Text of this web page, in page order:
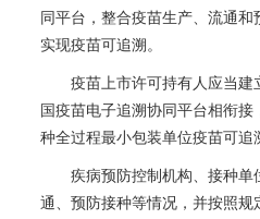
同平台，整合疫苗生产、流通和
实现疫苗可追溯。
疫苗上市许可持有人应当
国疫苗电子追溯协同平台相衔
种全过程最小包装单位疫苗可追
疾病预防控制机构、接种
通、预防接种等情况，并按照规